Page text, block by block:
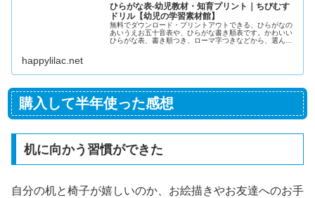
ひらがな表-幼児教材・知育プリント｜ちびむす
ドリル【幼児の学習素材館】
無料でダウンロード・プリントアウトできる、ひらがなの
あいうえお五十音表や、ひらがな書き順表です。かわいい
ひらがな表、書き順つき、ローマ字つきなどから、選んで
happylilac.net
購入して半年使った感想
机に向かう習慣ができた
自分の机と椅子が嬉しいのか、お絵描きやお友達へのお手